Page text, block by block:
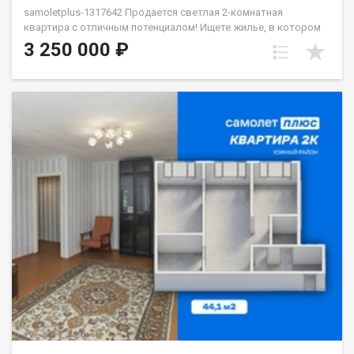
samoletplus-1317642 Продается светлая 2-комнатная
квартира с отличным потенциалом! Ищете жилье, в котором
можно сразу воплотить свои дизайнерские идеи? Это
отличный вариант. Квартира требует косметического
перегородка из ДВП — её можно быстро убрать, объединив
пространство, или же грамотно зонировать. Удобная
особенность: комнаты можно сделать полностью
изолированными, а в пространстве между ними обустроить
вместительную гардеробную или кладовую. Кухня 6 кв.м,
раздельный санузел и уютный балкон. Бонус: установлены
качественные чугунные радиаторы — в квартире всегда будет
тепло. Расположение:Дом находится в районе с развитой
инфраструктурой. Всё необходимое — буквально под рукой:
школа, детские сады (в том числе с бассейном), магазины,
поликлиника, стоматология и почта. Остановка транспорта в
паре минут ходьбы. Подъезд чистый и ухоженный, соседи
спокойные. Юридическая чистота:Один взрослый
собственник, никаких обременений. Материнский капитал не
использовался, документы полностью готовы к сделке.
Готовы показать квартиру в любое удобное для вас время.
3 250 000 ₽